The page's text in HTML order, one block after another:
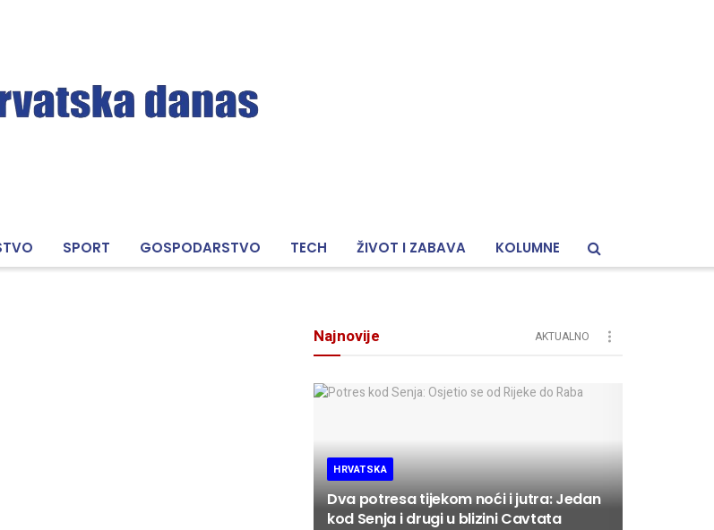
SPORT GOSPODARSTVO TECH ŽIVOT I ZABAVA KOLUMNE
Najnovije AKTUALNO
HRVATSKA
Dva potresa tijekom noći i jutra: Jedan
kod Senja i drugi u blizini Cavtata